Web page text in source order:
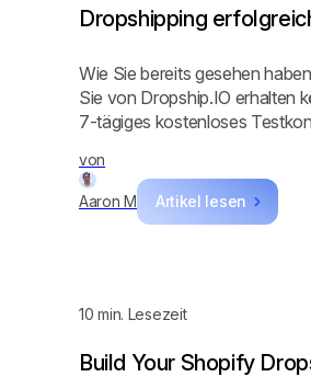
von
Aaron M Artikel lesen
Dropshipping
Wie Sie bereits gesehen
Sie von Dropship.IO erhalten
7-tägiges kostenloses
größten Elektronik-
10 min. Lesezeit
Build Your Shopify